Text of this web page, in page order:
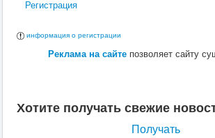
Поведение
Кошки
Ветеринария
Хирургия
Инфекционные заболевания
Инвазионные заболевания
Регистрация
информация о регистрации
Реклама на сайтепозволяет сайту
Хотите получать свежие
Получать